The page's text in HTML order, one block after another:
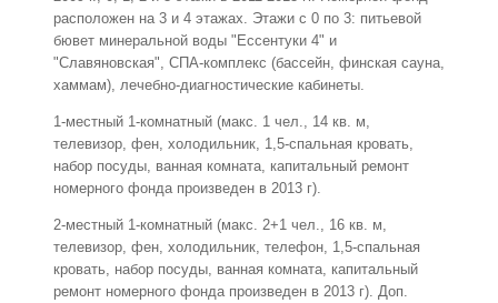
расположен на 3 и 4 этажах. Этажи с 0 по 3: питьевой
бювет минеральной воды "Ессентуки 4" и
"Славяновская", СПА-комплекс (бассейн, финская сауна,
хаммам), лечебно-диагностические кабинеты.
1-местный 1-комнатный (макс. 1 чел., 14 кв. м,
телевизор, фен, холодильник, 1,5-спальная кровать,
набор посуды, ванная комната, капитальный ремонт
номерного фонда произведен в 2013 г).
2-местный 1-комнатный (макс. 2+1 чел., 16 кв. м,
телевизор, фен, холодильник, телефон, 1,5-спальная
кровать, набор посуды, ванная комната, капитальный
ремонт номерного фонда произведен в 2013 г). Доп.